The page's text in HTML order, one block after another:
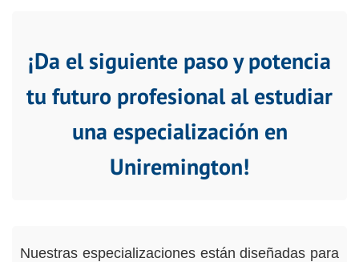
¡Da el siguiente paso y potencia
tu futuro profesional al estudiar
una especialización en
Uniremington!
Nuestras especializaciones están diseñadas para